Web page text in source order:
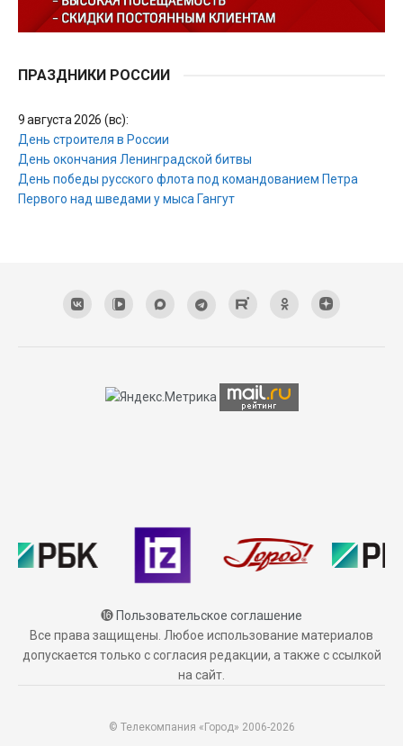
ПРАЗДНИКИ РОССИИ
9 августа 2026 (вс):
День строителя в России
День окончания Ленинградской битвы
День победы русского флота под командованием Петра
Первого над шведами у мыса Гангут
⓰ Пользовательское соглашение
Все права защищены. Любое использование материалов
допускается только с согласия редакции, а также с ссылкой
на сайт.
© Телекомпания «Город» 2006-2026